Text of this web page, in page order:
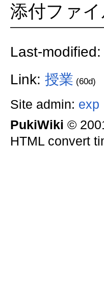
添付ファイ
Last-
Link: 授業 (60d)
Site admin: exp
PukiWiki ©
HTML convert